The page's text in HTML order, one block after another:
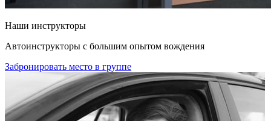
Наши инструкторы
Автоинструкторы с большим опытом вождения
Забронировать место в группе